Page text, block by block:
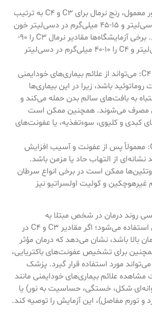
* سطوح نرمال: به طور معمول، رنج نرمال برای C3 و C4 به ترتیب
80-160 میلی‌گرم در دسی‌لیتر و 15-45 میلی‌گرم در دسی‌لیتر خون
در نظر گرفته می‌شود. برخی آزمایشگاه‌ها مقادیر نرمال C3 را 90-
180 میلی‌گرم در دسی‌لیتر و C4 را 10-40 میلی‌گرم در دسی‌لیتر
* سطوح پایین C3 و C4: می‌تواند از علائم بیماری‌های خودایمنی
باشد، زیرا در این بیماری‌ها
به بافت‌های سالم بدن حمله می‌کند و
مصرف می‌شوند. همچنین ممکن است
کبدی و کلیوی، سوءتغذیه، یا عفونت‌های
* سطوح بالا C3 و C4: معمولاً پس از عفونت و آسیب افزایش
نشانه‌ای از التهاب حاد یا مزمن باشد.
ممکن است در برخی انواع سرطان
غیرهوچکین و کولیت اولسراتیو نیز
روند درمان در شخص مبتلا به
بیماری‌های خودایمنی استفاده می‌شود؛ اگر مقادیر C3 و C4 در
بالا باشد، نشان می‌دهد که درمان مؤثر
برای تشخیص عفونت‌های باکتریایی،
مورد استفاده قرار گیرد. پزشک
علائم بیماری‌های خودایمنی مانند
شکل، خستگی، حساسیت به نور) یا
و تورم مفاصل)، این آزمایش را توصیه کند.